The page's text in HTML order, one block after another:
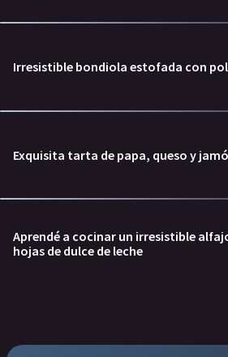
Irresistible bondiola estofada con
Exquisita tarta de papa, queso y
Aprendé a cocinar un irresistible
hojas de dulce de leche